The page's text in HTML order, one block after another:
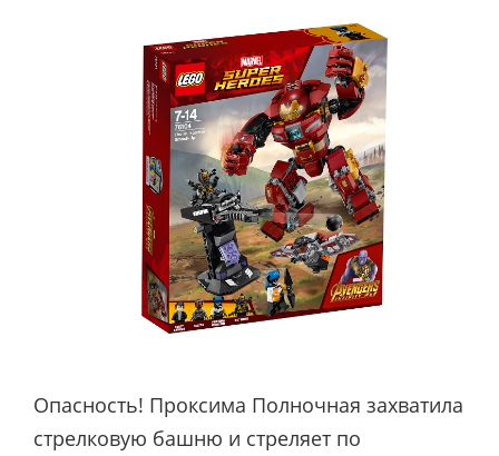
Опасность! Проксима Полночная захватила
стрелковую башню и стреляет по